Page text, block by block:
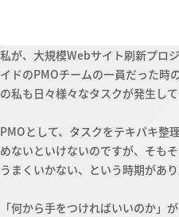
私が、大規模Webサイト刷新プロ
イドのPMOチームの一員だった時
の私も日々様々なタスクが発生して
PMOとして、タスクをテキパキ整
めないといけないのですが、そも
うまくいかない、という時期があり
「何から手をつければいいのか」